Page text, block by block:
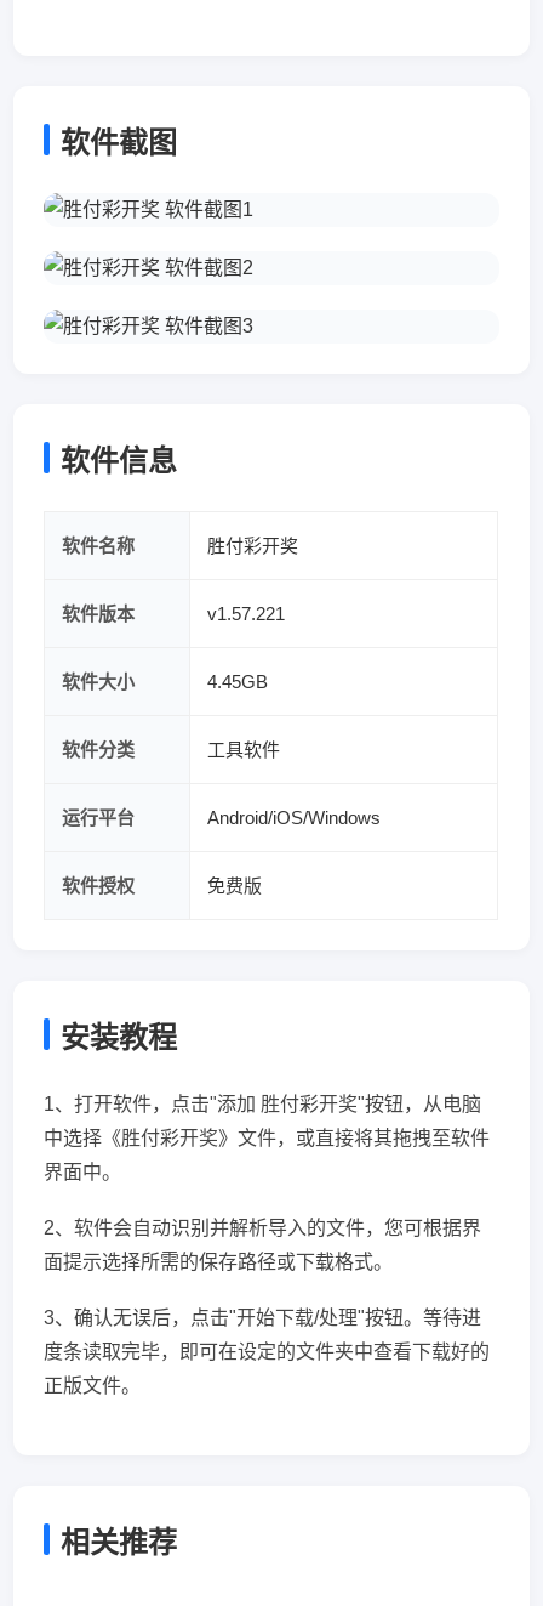
软件截图
软件信息
软件名称 胜付彩开奖
软件版本 v1.57.221
软件大小 4.45GB
软件分类 工具软件
运行平台 Android/iOS/Windows
软件授权 免费版
安装教程
1、打开软件，点击"添加 胜付彩开奖"按钮，从电脑
中选择《胜付彩开奖》文件，或直接将其拖拽至软件
界面中。
2、软件会自动识别并解析导入的文件，您可根据界
面提示选择所需的保存路径或下载格式。
3、确认无误后，点击"开始下载/处理"按钮。等待进
度条读取完毕，即可在设定的文件夹中查看下载好的
正版文件。
相关推荐